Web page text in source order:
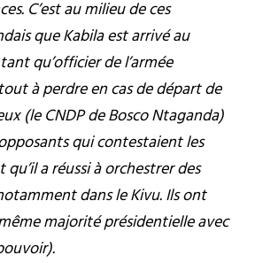
C’est au milieu de ces
que Kabila est arrivé au
qu’officier de l’armée
à perdre en cas de départ de
(le CNDP de Bosco Ntaganda)
qui contestaient les
qu’il a réussi à orchestrer des
dans le Kivu. Ils ont
majorité présidentielle avec